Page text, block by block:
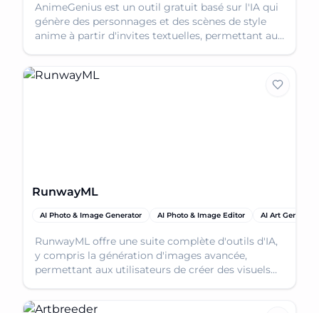
AnimeGenius est un outil gratuit basé sur l'IA qui
génère des personnages et des scènes de style
anime à partir d'invites textuelles, permettant aux
RunwayML
AI Photo & Image Generator AI Photo & Image Editor AI Art Generator
RunwayML offre une suite complète d'outils d'IA,
y compris la génération d'images avancée,
permettant aux utilisateurs de créer des visuels